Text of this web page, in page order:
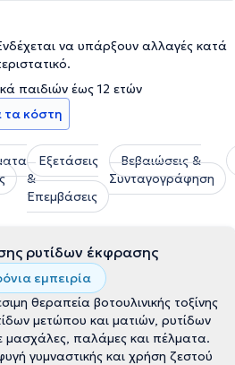
να υπάρξουν αλλαγές κατά
παιδιών έως 12 ετών
τα κόστη
Εξετάσεις
&
Επεμβάσεις
Βεβαιώσεις &
Συνταγογράφηση
ρυτίδων έκφρασης
εμπειρία
θεραπεία βοτουλινικής τοξίνης
μετώπου και ματιών, ρυτίδων
μασχάλες, παλάμες και πέλματα.
γυμναστικής και χρήση ζεστού